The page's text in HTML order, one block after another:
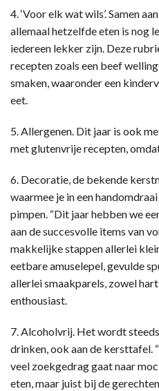
4. ‘Voor elk wat wils’. Samen
allemaal hetzelfde eten is nog
iedereen lekker zijn. Deze
recepten zoals een beef
smaken, waaronder een
eet.
5. Allergenen. Dit jaar is ook
met glutenvrije recepten,
6. Decoratie, de bekende
waarmee je in een
pimpen. “Dit jaar hebben we
aan de succesvolle items van
makkelijke stappen allerlei
eetbare amuselepel, gevulde
allerlei smaakparels, zowel
enthousiast.
7. Alcoholvrij. Het wordt
drinken, ook aan de kersttafel.
veel zoekgedrag gaat naar
eten, maar juist bij de